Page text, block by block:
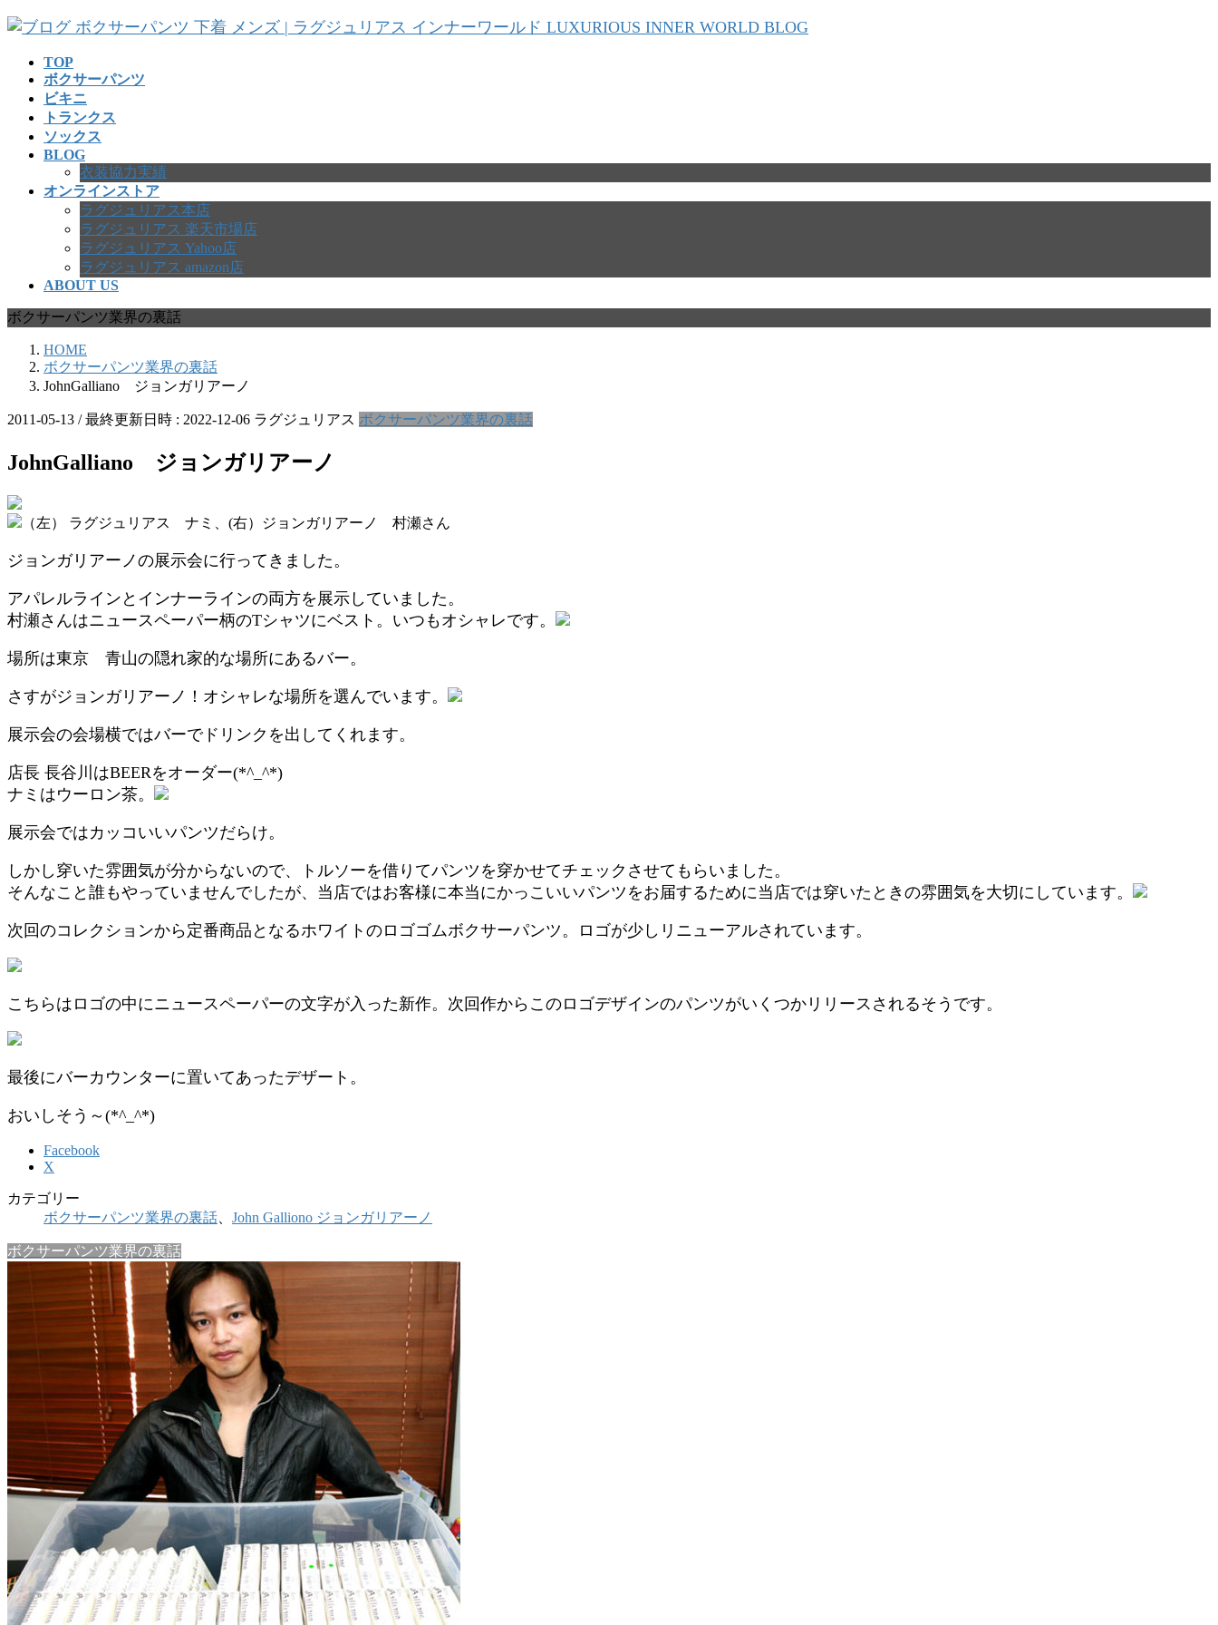
コ
ナ
TOP
ボクサーパンツ
ビキニ
トランクス
ソックス
BLOG
衣装協力実績
オンラインストア
ラグジュリアス本店
ラグジュリアス 楽天市場店
ラグジュリアス Yahoo店
ラグジュリアス amazon店
ABOUT US
ボクサーパンツ業界の裏話
HOME
ボクサーパンツ業界の裏話
JohnGalliano ジョンガリアーノ
2011-05-13 / 最終更新日時 : 2022-12-06 ラグジュリアス ボクサーパンツ業界の裏話
JohnGalliano ジョンガリアーノ
（左） ラグジュリアス ナミ、(右）ジョンガリアーノ 村瀬さん
ジョンガリアーノの展示会に行ってきました。
アパレルラインとインナーラインの両方を展示していました。
村瀬さんはニュースペーパー柄のTシャツにベスト。いつもオシャレです。
場所は東京 青山の隠れ家的な場所にあるバー。
さすがジョンガリアーノ！オシャレな場所を選んでいます。
展示会の会場横ではバーでドリンクを出してくれます。
店長 長谷川はBEERをオーダー(*^_^*)
ナミはウーロン茶。
展示会ではカッコいいパンツだらけ。
しかし穿いた雰囲気が分からないので、トルソーを借りてパンツを穿かせてチェックさせてもらいました。
そんなこと誰もやっていませんでしたが、当店ではお客様に本当にかっこいいパンツをお届するために当店では穿いたときの雰囲気を大切にしています。
次回のコレクションから定番商品となるホワイトのロゴゴムボクサーパンツ。ロゴが少しリニューアルされています。
こちらはロゴの中にニュースペーパーの文字が入った新作。次回作からこのロゴデザインのパンツがいくつかリリースされるそうです。
最後にバーカウンターに置いてあったデザート。
おいしそう～(*^_^*)
Facebook
X
カテゴリー
ボクサーパンツ業界の裏話
John Galliono ジョンガリアーノ
ボクサーパンツ業界の裏話